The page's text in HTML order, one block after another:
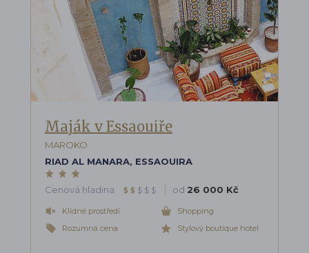
Maják v Essaouiře
MAROKO
RIAD AL MANARA, ESSAOUIRA
Cenová hladina $ $ $ $ $ od 26 000 Kč
Klidné prostředí
Rozumná cena
Shopping
Stylový boutique hotel